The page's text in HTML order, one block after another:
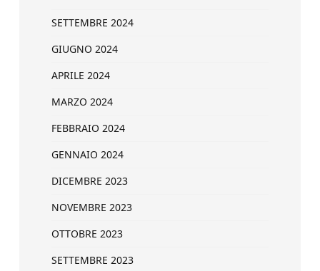
SETTEMBRE 2024
GIUGNO 2024
APRILE 2024
MARZO 2024
FEBBRAIO 2024
GENNAIO 2024
DICEMBRE 2023
NOVEMBRE 2023
OTTOBRE 2023
SETTEMBRE 2023